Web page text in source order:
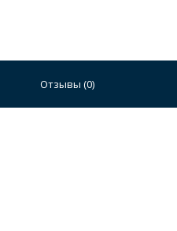
Отзывы (0)